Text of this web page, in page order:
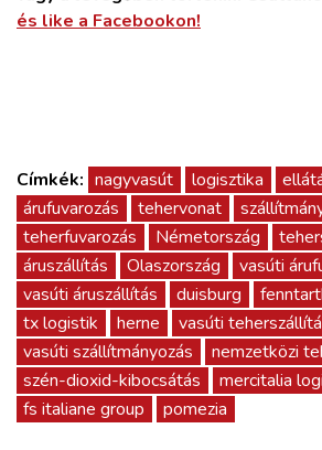
és like a Facebookon!
Címkék: nagyvasút logisztika
árufuvarozás
tehervonat
teherfuvarozás
Németország
áruszállítás
Olaszország vasúti
vasúti áruszállítás
duisburg
tx logistik
herne vasúti
vasúti szállítmányozás
nemzetközi
szén-dioxid-kibocsátás
mercitalia
fs italiane group
pomezia